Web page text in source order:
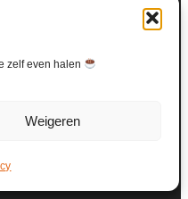
zelf even halen
Weigeren